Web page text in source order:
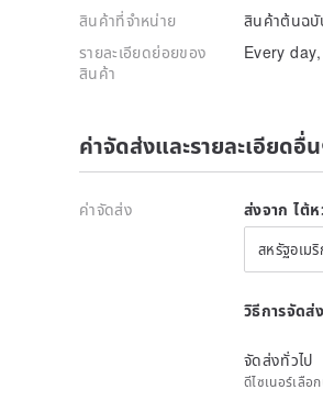
【Notes】
◆ All orders will be drawn
◆ There is no service for
authorship. Please do not
logos, advertisements, and
we will quote you separately.
◆ Customized products are
◆ Because the designer has
worried about allergies or
◆ The works and comparison
customized reference. If you
sure to confirm whether the
สินค้าที่จำหน่าย
สินค้าต้นฉบั
รายละเอียดย่อยของ
สินค้า
Every
ค่าจัดส่งและรายละเอียดอื่
ค่าจัดส่ง ส่งจาก ไต้
สหรัฐอเมริ
วิธีการจัดส่ง
จัดส่งทั่วไป
ดีไซเนอร์เลือ